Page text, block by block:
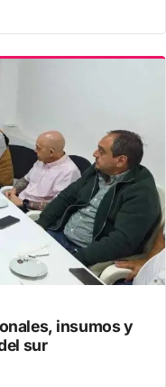
insumos y
sur